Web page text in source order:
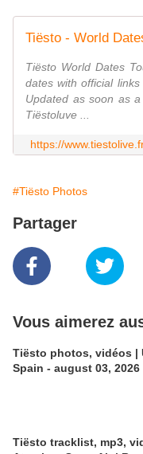
Tiësto World Dates
dates with official
Updated as soon as
Tiëstoluve ...
https://
#Tiësto Photos
Partager
Vous aimerez
Tiësto photos, vidéos |
Spain - august 03, 2026
Tiësto tracklist, mp3,